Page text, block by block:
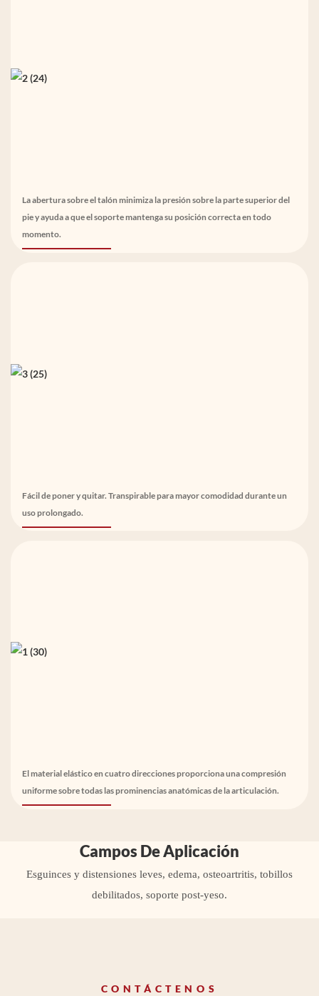
La abertura sobre el talón minimiza la presión sobre la parte superior del
pie y ayuda a que el soporte mantenga su posición correcta en todo
momento.
Fácil de poner y quitar. Transpirable para mayor comodidad durante un
uso prolongado.
El material elástico en cuatro direcciones proporciona una compresión
uniforme sobre todas las prominencias anatómicas de la articulación.
Campos De Aplicación
Esguinces y distensiones leves, edema, osteoartritis, tobillos
debilitados, soporte post-yeso.
CONTÁCTENOS